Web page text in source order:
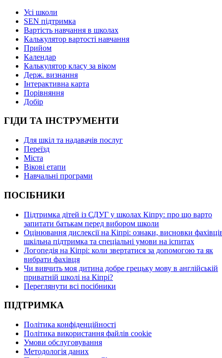
Усі школи
SEN підтримка
Вартість навчання в школах
Калькулятор вартості навчання
Прийом
Календар
Калькулятор класу за віком
Держ. визнання
Інтерактивна карта
Порівняння
Добір
ГІДИ ТА ІНСТРУМЕНТИ
Для шкіл та надавачів послуг
Переїзд
Міста
Вікові етапи
Навчальні програми
ПОСІБНИКИ
Підтримка дітей із СДУГ у школах Кіпру: про що варто
запитати батькам перед вибором школи
Оцінювання дислексії на Кіпрі: ознаки, висновки
шкільна підтримка та спеціальні умови на іспитах
Логопедія на Кіпрі: коли звертатися за допомогою та як
вибрати фахівця
Чи вивчить моя дитина добре грецьку мову в англійській
приватній школі на Кіпрі?
Переглянути всі посібники
ПІДТРИМКА
Політика конфіденційності
Політика використання файлів cookie
Умови обслуговування
Методологія даних